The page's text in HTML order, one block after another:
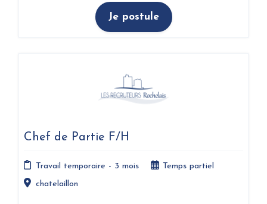
Je postule
Chef de Partie F/H
Travail temporaire - 3 mois
Temps partiel
chatelaillon